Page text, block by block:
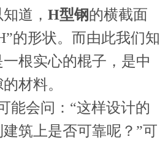
道， H型钢的横截面
的形状。而由此我们知
根实心的棍子，是中
材料。
能会问：“这样设计的
筑上是否可靠呢？”可